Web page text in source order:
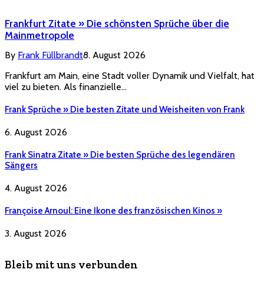
Frankfurt Zitate » Die schönsten Sprüche über die
Mainmetropole
By Frank Füllbrandt8. August 2026
Frankfurt am Main, eine Stadt voller Dynamik und Vielfalt, hat
viel zu bieten. Als finanzielle…
Frank Sprüche » Die besten Zitate und Weisheiten von Frank
6. August 2026
Frank Sinatra Zitate » Die besten Sprüche des legendären
Sängers
4. August 2026
Françoise Arnoul: Eine Ikone des französischen Kinos »
3. August 2026
Bleib mit uns verbunden